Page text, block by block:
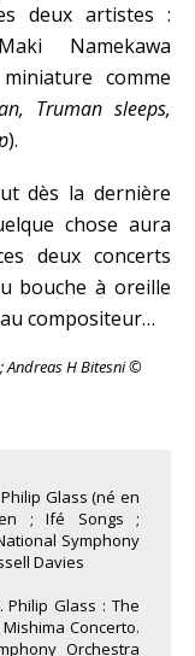
deux artistes :
Namekawa
comme
Truman sleeps,
).
dès la dernière
chose aura
deux concerts
bouche à oreille
compositeur…
Andreas H Bitesni ©
Glass (né en
; Ifé Songs ;
Symphony
Davies
Philip Glass : The
Concerto.
Orchestra